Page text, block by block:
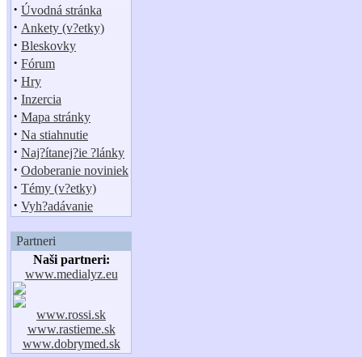
· Úvodná stránka
· Ankety (v?etky)
· Bleskovky
· Fórum
· Hry
· Inzercia
· Mapa stránky
· Na stiahnutie
· Naj?ítanej?ie ?lánky
· Odoberanie noviniek
· Témy (v?etky)
· Vyh?adávanie
Partneri
Naši partneri:
www.medialyz.eu
www.rossi.sk
www.rastieme.sk
www.dobrymed.sk